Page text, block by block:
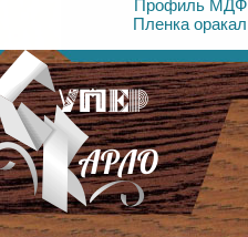
Профиль МДФ
Пленка оракал